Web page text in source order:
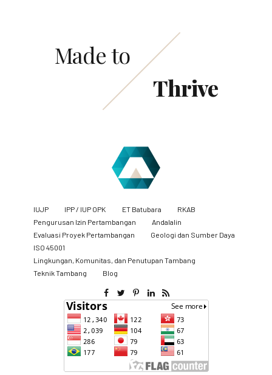
Made to
Thrive
IUJP IPP / IUP OPK ET Batubara
RKAB
Pengurusan Izin Pertambangan
Andalalin
Evaluasi Proyek Pertambangan
Geologi dan Sumber Daya
ISO 45001
Lingkungan, Komunitas, dan Penutupan Tambang
​Teknik Tambang
Blog